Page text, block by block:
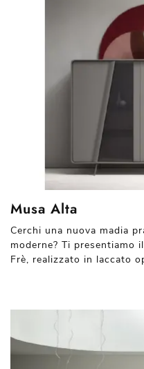
Musa Alta
Cerchi una nuova madia
moderne? Ti presentiamo
Frè, realizzato in laccato